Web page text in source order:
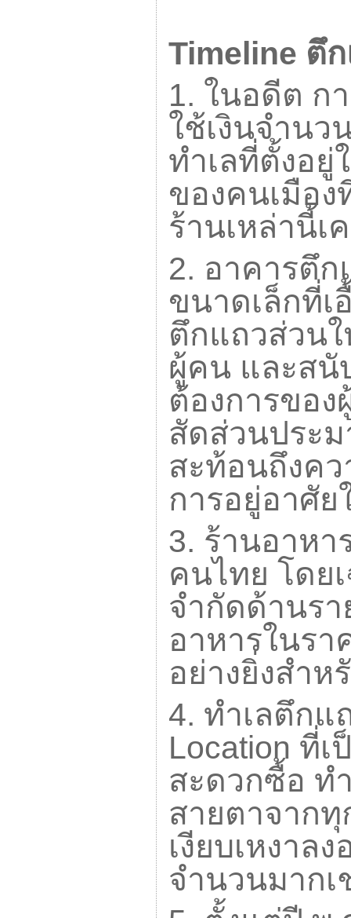
Timeline ตึ
1. ในอดีต ก
ใช้เงินจำนว
ทำเลที่ตั้งอ
ของคนเมือง
ร้านเหล่านี้
2. อาคารตึก
ขนาดเล็กที่
ตึกแถวส่วน
ผู้คน และสนั
ต้องการของ
สัดส่วนประ
สะท้อนถึงค
การอยู่อาศั
3. ร้านอาหา
คนไทย โดย
จำกัดด้านรา
อาหารในร
อย่างยิ่งสำห
4. ทำเลตึกแ
Location ที่เ
สะดวกซื้อ ท
สายตาจาก
เงียบเหงาล
จำนวนมาก